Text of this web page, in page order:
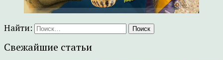
Найти:
Свежайшие статьи